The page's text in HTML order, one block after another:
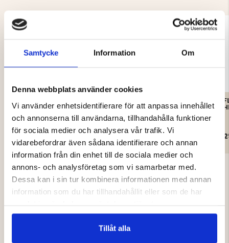
Samtycke Information Om
Denna webbplats använder cookies
Vi använder enhetsidentifierare för att anpassa innehållet
och annonserna till användarna, tillhandahålla funktioner
för sociala medier och analysera vår trafik. Vi
vidarebefordrar även sådana identifierare och annan
information från din enhet till de sociala medier och
annons- och analysföretag som vi samarbetar med.
Dessa kan i sin tur kombinera informationen med annan
information som du har tillhandahållit eller som de har
Tillåt alla
FLANELLSKJORTA – HERR
399 kr
FLANELLSKJORTA I
BOMULL
499 kr
4.4